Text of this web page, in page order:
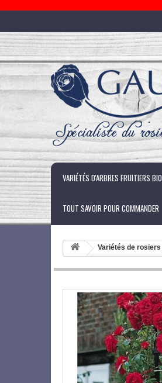
VARIÉTÉS D'ARBRES FRUITIERS BIO
TOUT SAVOIR POUR COMMANDER
Variétés de rosiers